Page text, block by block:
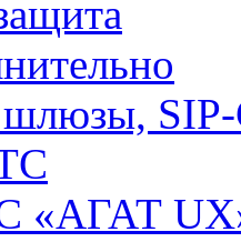
шлюзы,
«АГАТ